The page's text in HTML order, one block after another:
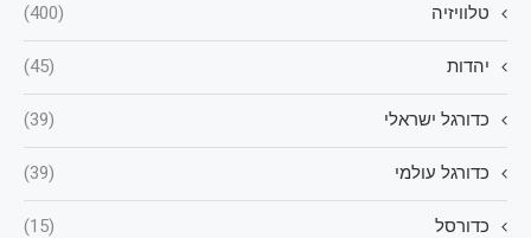
טלוויזיה (400)
יהדות (45)
כדורגל ישראלי (39)
כדורגל עולמי (39)
כדורסל (15)